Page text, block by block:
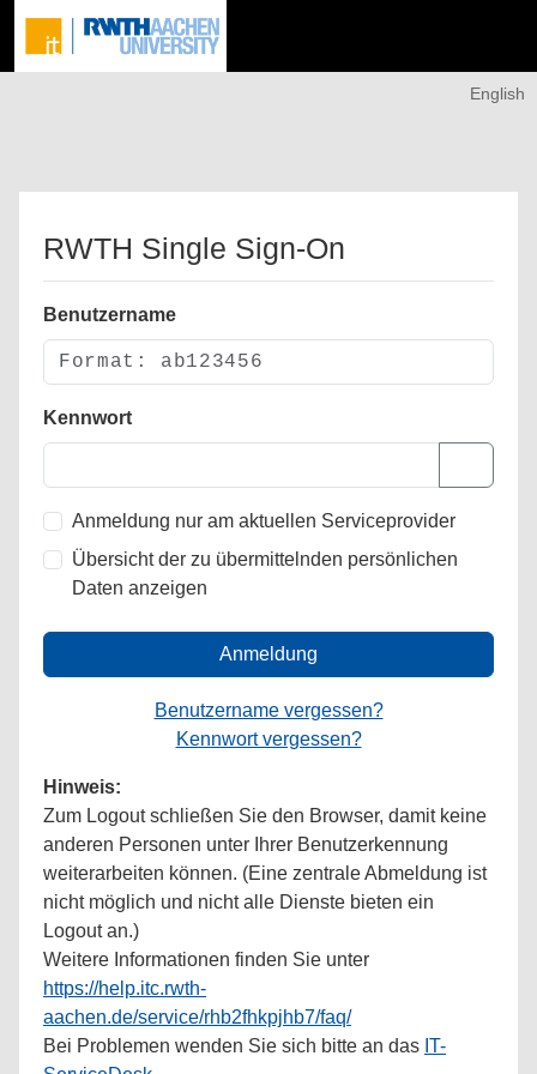
English
RWTH Single Sign-On
Benutzername
Kennwort
Anmeldung nur am aktuellen Serviceprovider
Übersicht der zu übermittelnden persönlichen
Daten anzeigen
Anmeldung
Benutzername vergessen?
Kennwort vergessen?
Hinweis:
Zum Logout schließen Sie den Browser, damit keine
anderen Personen unter Ihrer Benutzerkennung
weiterarbeiten können. (Eine zentrale Abmeldung ist
nicht möglich und nicht alle Dienste bieten ein
Logout an.)
Weitere Informationen finden Sie unter
https://help.itc.rwth-
aachen.de/service/rhb2fhkpjhb7/faq/
Bei Problemen wenden Sie sich bitte an das IT-